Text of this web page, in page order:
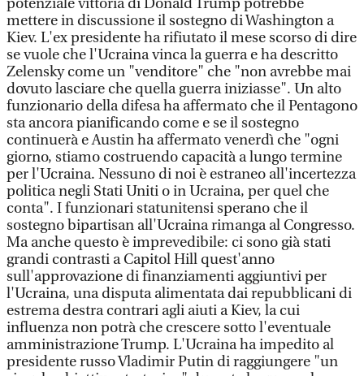
potenziale vittoria di Donald Trump potrebbe
mettere in discussione il sostegno di Washington a
Kiev. L'ex presidente ha rifiutato il mese scorso di dire
se vuole che l'Ucraina vinca la guerra e ha descritto
Zelensky come un "venditore" che "non avrebbe mai
dovuto lasciare che quella guerra iniziasse". Un alto
funzionario della difesa ha affermato che il Pentagono
sta ancora pianificando come e se il sostegno
continuerà e Austin ha affermato venerdì che "ogni
giorno, stiamo costruendo capacità a lungo termine
per l'Ucraina. Nessuno di noi è estraneo all'incertezza
politica negli Stati Uniti o in Ucraina, per quel che
conta". I funzionari statunitensi sperano che il
sostegno bipartisan all'Ucraina rimanga al Congresso.
Ma anche questo è imprevedibile: ci sono già stati
grandi contrasti a Capitol Hill quest'anno
sull'approvazione di finanziamenti aggiuntivi per
l'Ucraina, una disputa alimentata dai repubblicani di
estrema destra contrari agli aiuti a Kiev, la cui
influenza non potrà che crescere sotto l'eventuale
amministrazione Trump. L'Ucraina ha impedito al
presidente russo Vladimir Putin di raggiungere "un